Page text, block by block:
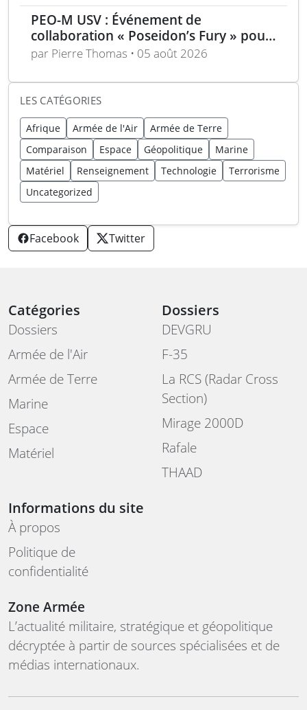
PEO-M USV : Événement de
collaboration « Poseidon’s Fury » pour
véhicules de surface sans pilote
par Pierre Thomas • 05 août 2026
LES CATÉGORIES
Afrique Armée de l'Air
Armée de Terre
Comparaison
Espace Géopolitique
Marine
Matériel
Renseignement Technologie
Terrorisme
Uncategorized
Facebook Twitter
Catégories
Dossiers
Armée de l'Air
Armée de Terre
Marine
Espace
Matériel
Dossiers
DEVGRU
F-35
La RCS (Radar Cross
Section)
Mirage 2000D
Rafale
THAAD
Informations du site
À propos
Politique de
confidentialité
Zone Armée
L’actualité militaire, stratégique et géopolitique
décryptée à partir de sources spécialisées et de
médias internationaux.